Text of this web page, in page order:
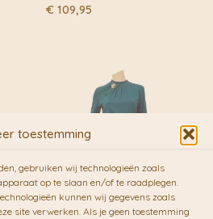
toestemming
gebruiken wij technologieën zoals
op te slaan en/of te raadplegen.
kunnen wij gegevens zoals
site verwerken. Als je geen toestemming
€ 109,95